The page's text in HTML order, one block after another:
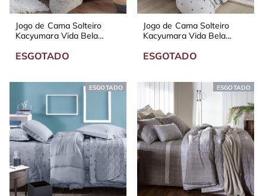
Jogo de Cama Solteiro
Kacyumara Vida Bela
ESGOTADO
Jogo de Cama Solteiro
Kacyumara Vida Bela
ESGOTADO
ESGOTADO ESGOTADO